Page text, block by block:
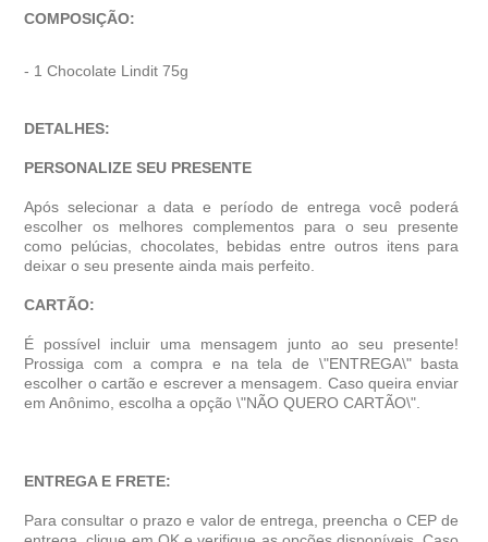
COMPOSIÇÃO:
- 1 Chocolate Lindit 75g
DETALHES:
PERSONALIZE SEU PRESENTE
Após selecionar a data e período de entrega você poder
escolher os melhores complementos para o seu presente
como pelúcias, chocolates, bebidas entre outros itens para
deixar o seu presente ainda mais perfeito.
CARTÃO:
É possível incluir uma mensagem junto ao seu presente!
Prossiga com a compra e na tela de \"ENTREGA\" basta
escolher o cartão e escrever a mensagem. Caso queira enviar
em Anônimo, escolha a opção \"NÃO QUERO CARTÃO\".
ENTREGA E FRETE:
Para consultar o prazo e valor de entrega, preencha o CEP de